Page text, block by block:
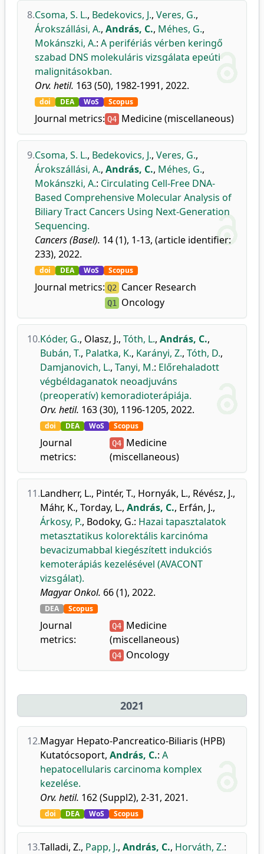
8.Csoma, S. L., Bedekovics, J., Veres, G.,
Árokszállási, A., András, C., Méhes, G.,
Mokánszki, A.: A perifériás vérben keringő
szabad DNS molekuláris vizsgálata epeúti
malignitásokban.
Orv. hetil. 163 (50), 1982-1991, 2022.
doi DEA WoS Scopus
Journal metrics: Q4 Medicine (miscellaneous)
9.Csoma, S. L., Bedekovics, J., Veres, G.,
Árokszállási, A., András, C., Méhes, G.,
Mokánszki, A.: Circulating Cell-Free DNA-
Based Comprehensive Molecular Analysis of
Biliary Tract Cancers Using Next-Generation
Sequencing.
Cancers (Basel). 14 (1), 1-13, (article identifier:
233), 2022.
doi DEA WoS Scopus
Journal metrics: Q2 Cancer Research
Q1 Oncology
10.Kóder, G., Olasz, J., Tóth, L., András, C.,
Bubán, T., Palatka, K., Karányi, Z., Tóth, D.,
Damjanovich, L., Tanyi, M.: Előrehaladott
végbéldaganatok neoadjuváns
(preoperatív) kemoradioterápiája.
Orv. hetil. 163 (30), 1196-1205, 2022.
doi DEA WoS Scopus
Journal
metrics:
Q4 Medicine
(miscellaneous)
11.Landherr, L., Pintér, T., Hornyák, L., Révész, J.,
Máhr, K., Torday, L., András, C., Erfán, J.,
Árkosy, P., Bodoky, G.: Hazai tapasztalatok
metasztatikus kolorektális karcinóma
bevacizumabbal kiegészített indukciós
kemoterápiás kezelésével (AVACONT
vizsgálat).
Magyar Onkol. 66 (1), 2022.
DEA Scopus
Journal
metrics:
Q4 Medicine
(miscellaneous)
Q4 Oncology
2021
12.Magyar Hepato-Pancreatico-Biliaris (HPB)
Kutatócsoport, András, C.: A
hepatocellularis carcinoma komplex
kezelése.
Orv. hetil. 162 (Suppl2), 2-31, 2021.
doi DEA WoS Scopus
13.Talladi, Z., Papp, J., András, C., Horváth, Z.: